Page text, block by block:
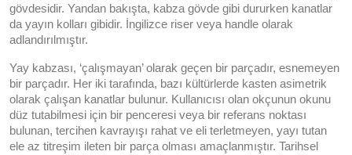
gövdesidir. Yandan bakışta, kabza gövde gibi dururken kanatlar
da yayın kolları gibidir. İngilizce riser veya handle olarak
adlandırılmıştır.
Yay kabzası, ‘çalışmayan’ olarak geçen bir parçadır, esnemeyen
bir parçadır. Her iki tarafında, bazı kültürlerde kasten asimetrik
olarak çalışan kanatlar bulunur. Kullanıcısı olan okçunun okunu
düz tutabilmesi için bir penceresi veya bir referans noktası
bulunan, tercihen kavrayışı rahat ve eli terletmeyen, yayı tutan
ele az titreşim ileten bir parça olması amaçlanmıştır. Tarihsel